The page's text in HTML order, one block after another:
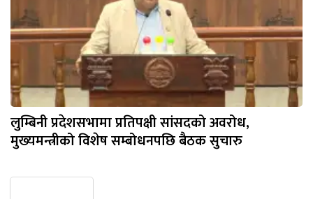
लुम्बिनी प्रदेशसभामा प्रतिपक्षी सांसदको अवरोध,
मुख्यमन्त्रीको विशेष सम्बोधनपछि बैठक सुचारु